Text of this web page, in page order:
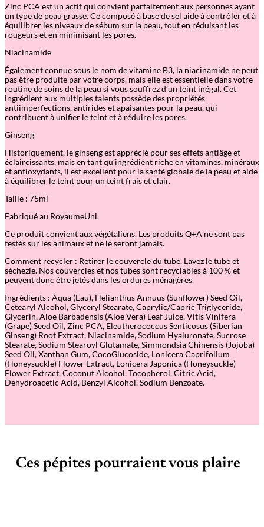
P
C
A
D
i
l
y
M
o
i
s
t
u
r
i
s
e
r
Zinc PCA est un actif qui convient parfaitement aux personnes ayant
un type de peau grasse. Ce composé à base de sel aide à contrôler et à
équilibrer les niveaux de sébum sur la peau, tout en réduisant les
rougeurs et en minimisant les pores.
Niacinamide
Également connue sous le nom de vitamine B3, la niacinamide ne peut
pas être produite par votre corps, mais elle est essentielle dans votre
routine de soins de la peau si vous souffrez d’un teint inégal. Cet
ingrédient aux multiples talents possède des propriétés
antiimperfections, antirides et apaisantes pour la peau, qui
contribuent à unifier le teint et à réduire les pores.
Ginseng
Historiquement, le ginseng est apprécié pour ses effets antiâge et
éclaircissants, mais en tant qu’ingrédient riche en vitamines, minéraux
et antioxydants, il est excellent pour la santé globale de la peau et aide
à équilibrer le teint pour un teint frais et clair.
Taille : 75ml
Fabriqué au RoyaumeUni.
Ce produit convient aux végétaliens. Les produits Q+A ne sont pas
testés sur les animaux et ne le seront jamais.
Comment recycler : Retirer le couvercle du tube. Lavez le tube et
séchezle. Nos couvercles et nos tubes sont recyclables à 100 % et
peuvent donc être jetés dans les ordures ménagères.
Ingrédients : Aqua (Eau), Helianthus Annuus (Sunflower) Seed Oil,
Cetearyl Alcohol, Glyceryl Stearate, Caprylic/Capric Triglyceride,
Glycerin, Aloe Barbadensis (Aloe Vera) Leaf Juice, Vitis Vinifera
(Grape) Seed Oil, Zinc PCA, Eleutherococcus Senticosus (Siberian
Ginseng) Root Extract, Niacinamide, Sodium Hyaluronate, Sucrose
Stearate, Sodium Stearoyl Glutamate, Simmondsia Chinensis (Jojoba)
Seed Oil, Xanthan Gum, CocoGlucoside, Lonicera Caprifolium
(Honeysuckle) Flower Extract, Lonicera Japonica (Honeysuckle)
Flower Extract, Coconut Alcohol, Tocopherol, Citric Acid,
Dehydroacetic Acid, Benzyl Alcohol, Sodium Benzoate.
Ces pépites pourraient vous plaire